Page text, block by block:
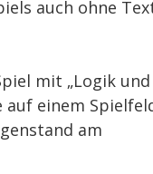
auch ohne
mit „Logik und
einem
am